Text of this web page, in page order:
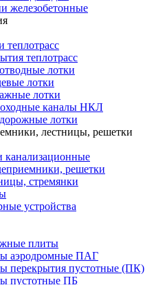
железобетонные
теплотрасс
теплотрасс
лотки
лотки
лотки
каналы НКЛ
лотки
лестницы, решетки
решетки
стремянки
устройства
плиты
аэродромные ПАГ
перекрытия пустотные (ПК)
пустотные ПБ